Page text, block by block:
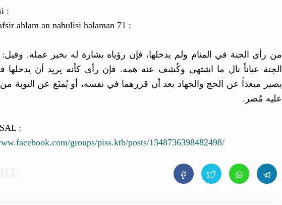
:
ahlam an nabulisi halaman 71 :
من رأى الجنة في المنام ولم يدخلها، فإن رؤياه بشارة له بخير عمله.
الجنة عياناً نال ما اشتهى وكُشف عنه همه. فإن رأى كأنه يريد أن يدخلها
يصير مبعدَاً عن الحج والجهاد بعد أن قررهما في نفسه، أو يُمنَع عن التوبة
عليه مُصر.
:
groups/piss.ktb/posts/1348736398482498/